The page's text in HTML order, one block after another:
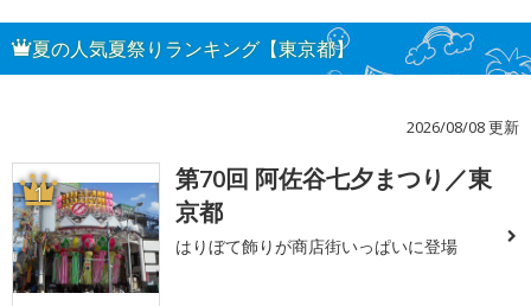
夏の人気夏祭りランキング【東京都】
2026/08/08 更新
1
第70回 阿佐谷七夕まつり／東
京都
はりぼて飾りが商店街いっぱいに登場